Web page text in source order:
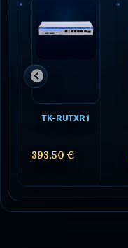
TK-RUTXR1
393.50 €